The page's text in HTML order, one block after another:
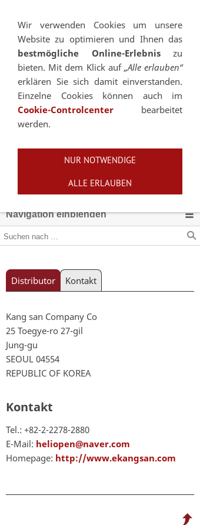
Website, die für mobile Geräte optimiert wurde.
Zur Desktop-Version
Hinweis nicht mehr anzeigen
Navigation einblenden
Distributor Kontakt
Kang san Company Co
25 Toegye-ro 27-gil
Jung-gu
SEOUL 04554
REPUBLIC OF KOREA
Kontakt
Tel.: +82-2-2278-2880
E-Mail: heliopen@naver.com
Homepage: http://www.ekangsan.com
Wir verwenden Cookies um unsere
Website zu optimieren und Ihnen das
bestmögliche Online-Erlebniszu
bieten. Mit dem Klick auf „Alle erlauben“
erklären Sie sich damit einverstanden.
Einzelne Cookies können auch im
Cookie-Controlcenter bearbeitet
werden.
NUR NOTWENDIGE
ALLE ERLAUBEN